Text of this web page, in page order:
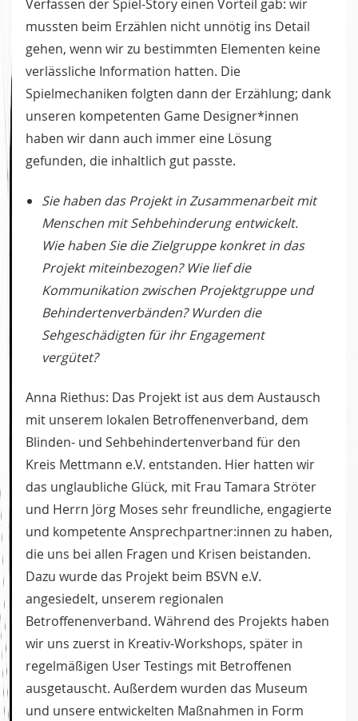
Verfassen der Spiel-Story einen Vorteil gab: wir
mussten beim Erzählen nicht unnötig ins Detail
gehen, wenn wir zu bestimmten Elementen keine
verlässliche Information hatten. Die
Spielmechaniken folgten dann der Erzählung; dank
unseren kompetenten Game Designer*innen
haben wir dann auch immer eine Lösung
gefunden, die inhaltlich gut passte.
Sie haben das Projekt in Zusammenarbeit mit
Menschen mit Sehbehinderung entwickelt.
Wie haben Sie die Zielgruppe konkret in das
Projekt miteinbezogen? Wie lief die
Kommunikation zwischen Projektgruppe und
Behindertenverbänden? Wurden die
Sehgeschädigten für ihr Engagement
vergütet?
Anna Riethus: Das Projekt ist aus dem Austausch
mit unserem lokalen Betroffenenverband, dem
Blinden- und Sehbehindertenverband für den
Kreis Mettmann e.V. entstanden. Hier hatten wir
das unglaubliche Glück, mit Frau Tamara Ströter
und Herrn Jörg Moses sehr freundliche, engagierte
und kompetente Ansprechpartner:innen zu haben,
die uns bei allen Fragen und Krisen beistanden.
Dazu wurde das Projekt beim BSVN e.V.
angesiedelt, unserem regionalen
Betroffenenverband. Während des Projekts haben
wir uns zuerst in Kreativ-Workshops, später in
regelmäßigen User Testings mit Betroffenen
ausgetauscht. Außerdem wurden das Museum
und unsere entwickelten Maßnahmen in Form